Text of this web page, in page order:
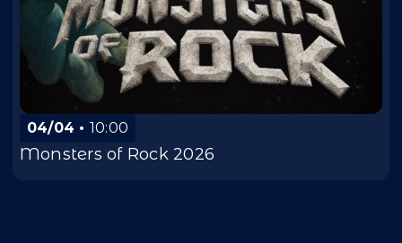
04/04 10:00
Monsters of Rock 2026